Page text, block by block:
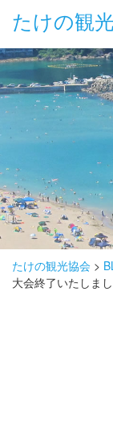
たけの観
“たけの” の魅力
過ごし方
みどころ
泊まる
おみやげ
グルメ
たけの観光協会 >
大会終了いたしまし